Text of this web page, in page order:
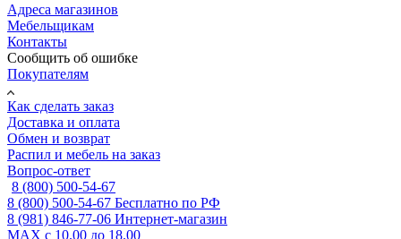
Адреса магазинов
Мебельщикам
Контакты
Сообщить об ошибке
Покупателям
Как сделать заказ
Доставка и оплата
Обмен и возврат
Распил и мебель на заказ
Вопрос-ответ
8 (800) 500-54-67
8 (800) 500-54-67 Бесплатно по РФ
8 (981) 846-77-06 Интернет-магазин
MAX с 10.00 до 18.00